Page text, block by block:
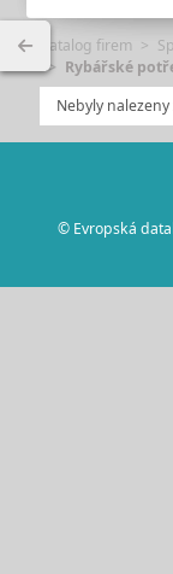
Katalog firem
Rybářské
Nebyly
© Evropská